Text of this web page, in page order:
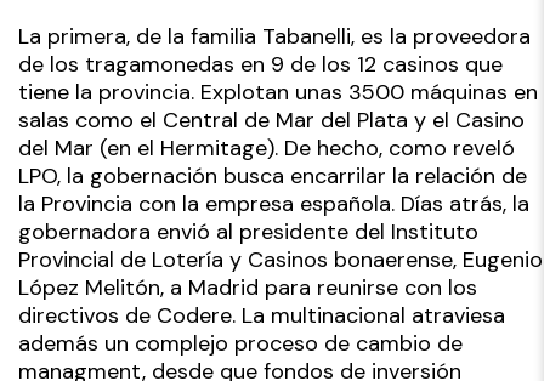
La primera, de la familia Tabanelli, es la proveedora
de los tragamonedas en 9 de los 12 casinos que
tiene la provincia. Explotan unas 3500 máquinas en
salas como el Central de Mar del Plata y el Casino
del Mar (en el Hermitage). De hecho, como reveló
LPO, la gobernación busca encarrilar la relación de
la Provincia con la empresa española. Días atrás, la
gobernadora envió al presidente del Instituto
Provincial de Lotería y Casinos bonaerense, Eugenio
López Melitón, a Madrid para reunirse con los
directivos de Codere. La multinacional atraviesa
además un complejo proceso de cambio de
managment, desde que fondos de inversión